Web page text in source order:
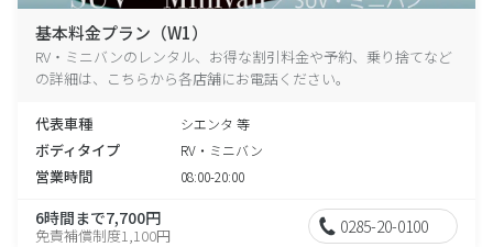
基本料金プラン（W1）
RV・ミニバンのレンタル、お得な割引料金や予約、乗り捨てなど
の詳細は、こちらから各店舗にお電話ください。
代表車種 シエンタ 等
ボディタイプ RV・ミニバン
営業時間 08:00-20:00
6時間まで7,700円
免責補償制度1,100円 0285-20-0100